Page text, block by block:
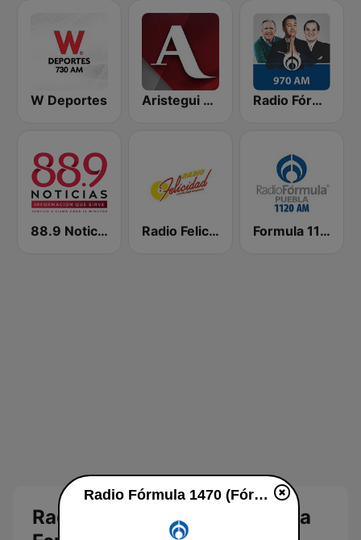
W Deportes Aristegui Noticias Radio Fórmula 970 AM
88.9 Noticias Radio Felicidad 1180 AM Formula 1120 AM
Radio Fórmula 1470 (Fórmula
Radio Fórmula 1470 (Fórmula Femenina) live